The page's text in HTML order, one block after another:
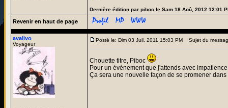
Dernière édition par piboc le Sam 18 Aoû, 2012 12:01
Revenir en haut de page
avalivo
Voyageur
Posté le: Dim 03 Juil, 2011 15:03 PM Sujet du
Chouette titre, Piboc
Pour un événement que j'attends avec
Ça sera une nouvelle façon de se promener dans